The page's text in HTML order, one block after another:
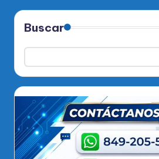
Buscar